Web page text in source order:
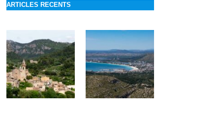
ARTICLES RECENTS